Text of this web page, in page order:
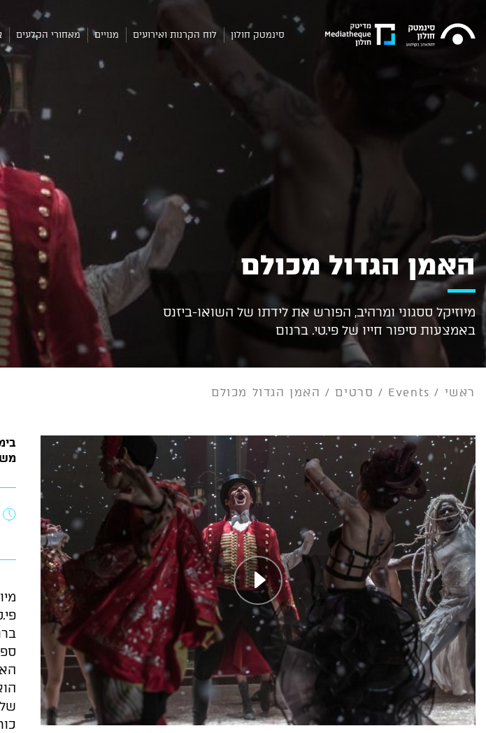
סינמטק חולון לוח הקרנות ואירועים מנויים מאחורי הקלעים
האמן הגדול מכולם
מיוזיקל ססגוני ומרהיב, הפורש את לידתו של השואו-ביזנס
באמצעות סיפור חייו של פי.טי. ברנום
ראשי /
Events
/ סרטים / האמן הגדול מכולם